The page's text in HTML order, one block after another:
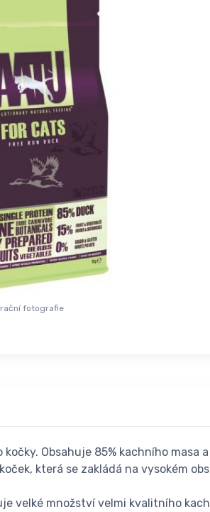
fotografie
kočky. Obsahuje 85% kachního
která se zakládá na vysokém
velké množství velmi kvalitního